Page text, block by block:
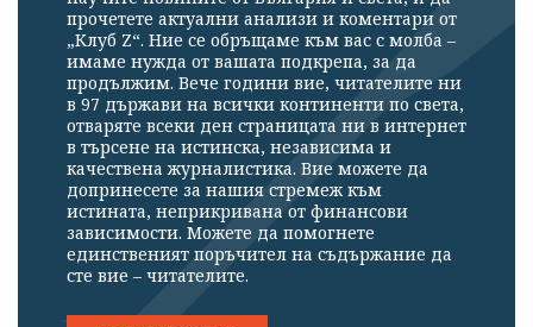
прочетете актуални анализи и коментари от
„Клуб Z“. Ние се обръщаме към вас с молба –
имаме нужда от вашата подкрепа, за да
продължим. Вече години вие, читателите ни
в 97 държави на всички континенти по света,
отваряте всеки ден страницата ни в интернет
в търсене на истинска, независима и
качествена журналистика. Вие можете да
допринесете за нашия стремеж към
истината, неприкривана от финансови
зависимости. Можете да помогнете
единственият поръчител на съдържание да
сте вие – читателите.